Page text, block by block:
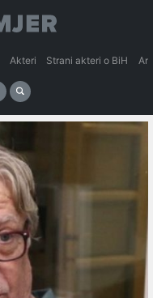
Akteri Strani akteri o BiH